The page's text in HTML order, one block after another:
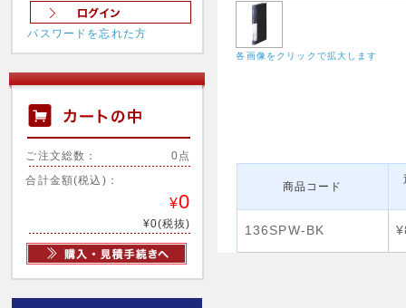
パスワードを忘れた方
ご注文総数： 0点
合計金額(税込)：
¥0
¥0(税抜)
各画像をクリックで拡大します
商品コード
136SPW-BK